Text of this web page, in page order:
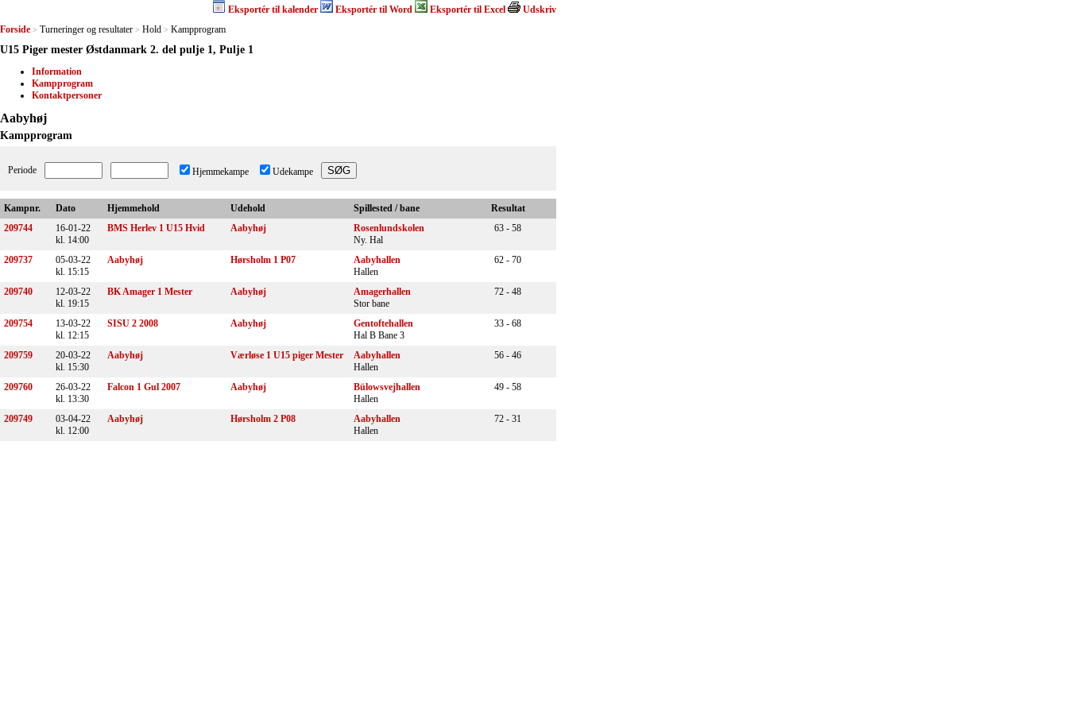
Eksportér til kalender Eksportér til Word Eksportér til Excel
Udskriv
Forside > Turneringer og resultater > Hold > Kampprogram
U15 Piger mester Østdanmark 2. del pulje 1, Pulje 1
Information
Kampprogram
Kontaktpersoner
Aabyhøj
Kampprogram
Periode Hjemmekampe Udekampe
Kampnr. Dato Hjemmehold Udehold Spillested / bane
Resultat
209744
16-01-22
kl. 14:00
BMS Herlev 1 U15 Hvid Aabyhøj
Rosenlundskolen
Ny. Hal
63 - 58
209737
05-03-22
kl. 15:15
Aabyhøj Hørsholm 1 P07
Aabyhallen
Hallen
62 - 70
209740
12-03-22
kl. 19:15
BK Amager 1 Mester Aabyhøj
Amagerhallen
Stor bane
72 - 48
209754
13-03-22
kl. 12:15
SISU 2 2008 Aabyhøj
Gentoftehallen
Hal B Bane 3
33 - 68
209759
20-03-22
kl. 15:30
Aabyhøj Værløse 1 U15 piger Mester
Aabyhallen
Hallen
56 - 46
209760
26-03-22
kl. 13:30
Falcon 1 Gul 2007 Aabyhøj
Bülowsvejhallen
Hallen
49 - 58
209749
03-04-22
kl. 12:00
Aabyhøj Hørsholm 2 P08
Aabyhallen
Hallen
72 - 31